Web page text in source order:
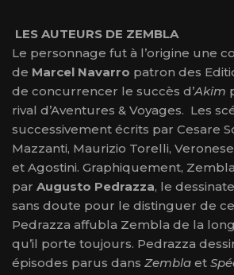
LES AUTEURS DE ZEMBLA
Le personnage fut à l’origine une
de Marcel Navarro patron des
de concurrencer le succès d’Akim
rival d’Aventures & Voyages. Les
successivement écrits par Cesare
Mazzanti, Maurizio Torelli,
et Agostini. Graphiquement,
par Augusto Pedrazza, le
sans doute pour le distinguer de
Pedrazza affubla Zembla de la
qu’il porte toujours. Pedrazza
épisodes parus dans Zembla et